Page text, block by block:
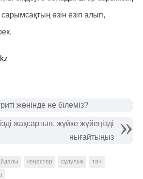
өзін езіп алып,
жөнінде не білеміз?
жақсартып, жүйке жүйеңізді
нығайтыңыз
кеңестер сұлулық
тән